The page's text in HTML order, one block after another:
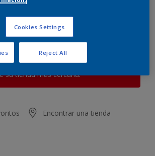
Calculadora de pintura
está actualmente disponible en línea.
su tienda más cercana.
Encontrar una tienda
Cookies Settings
Reject All